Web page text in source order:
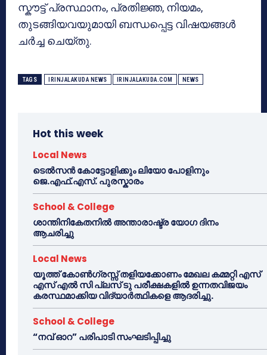
സ്കൗട്ട് പ്രസ്ഥാനം, പ്രതിജ്ഞ, നിയമം,
തുടങ്ങിയവയുമായി ബന്ധപ്പെട്ട വിഷയങ്ങൾ
ചർച്ച ചെയ്തു.
TAGS IRINJALAKUDA NEWS IRINJALAKUDA.COM NEWS
Hot this week
Local News
ടെൽസൻ കോട്ടോളിക്കും ലിയോ പോളിനും
ജെ.എഫ്.എസ്. പുരസ്കാരം
School & College
ശാന്തിനികേതനിൽ അന്താരാഷ്ട്ര യോഗ ദിനം
ആചരിച്ചു
Local News
യൂത്ത് കോൺഗ്രസ്സ് തളിയക്കോണം മേഖല കമ്മറ്റി എസ്
എസ് എൽ സി പ്ലസ് ടു പരീക്ഷകളിൽ ഉന്നതവിജയം
കരസ്ഥമാക്കിയ വിദ്യാർത്ഥികളെ ആദരിച്ചു.
School & College
“നവ് ഓറ” പരിപാടി സംഘടിപ്പിച്ചു